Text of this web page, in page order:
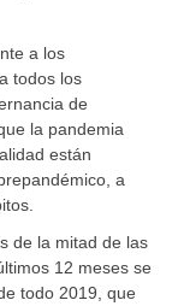
a los
todos los
de
la pandemia
están
a
de la mitad de las
12 meses se
todo 2019, que